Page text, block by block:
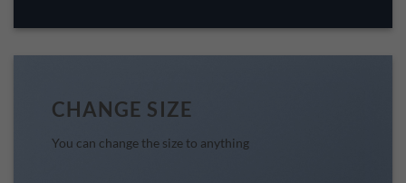
CHANGE SIZE
You can change the size to anything